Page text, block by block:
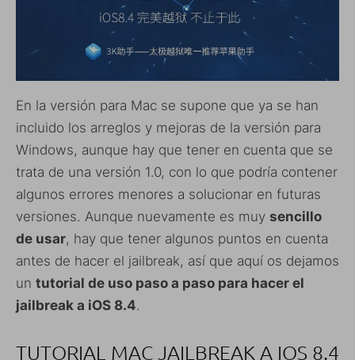
En la versión para Mac se supone que ya se han
incluido los arreglos y mejoras de la versión para
Windows, aunque hay que tener en cuenta que se
trata de una versión 1.0, con lo que podría contener
algunos errores menores a solucionar en futuras
versiones. Aunque nuevamente es muy sencillo
de usar, hay que tener algunos puntos en cuenta
antes de hacer el jailbreak, así que aquí os dejamos
un tutorial de uso paso a paso para hacer el
jailbreak a iOS 8.4.
TUTORIAL MAC JAILBREAK A IOS 8.4